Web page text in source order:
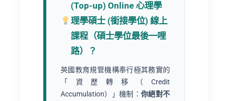
(Top-up) Online 心理學
理學碩士 (銜接學位) 線上
課程（碩士學位最後一哩
路）？
英國教育規管機構奉行極其務實的
「資歷轉移（Credit
Accumulation）」機制： 你絕對不